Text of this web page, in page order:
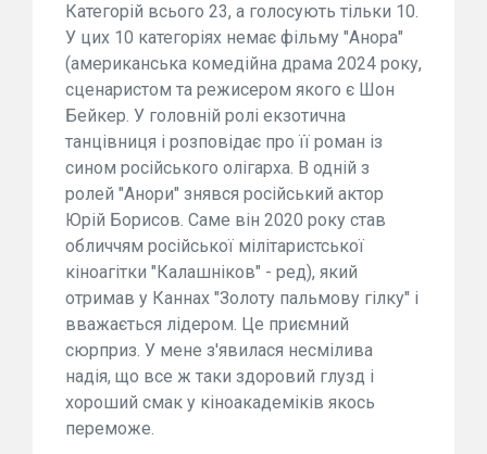
Категорій всього 23, а голосують тільки 10.
У цих 10 категоріях немає фільму "Анора"
(американська комедійна драма 2024 року,
сценаристом та режисером якого є Шон
Бейкер. У головній ролі екзотична
танцівниця і розповідає про її роман із
сином російського олігарха. В одній з
ролей "Анори" знявся російський актор
Юрій Борисов. Саме він 2020 року став
обличчям російської мілітаристської
кіноагітки "Калашніков" - ред), який
отримав у Каннах "Золоту пальмову гілку" і
вважається лідером. Це приємний
сюрприз. У мене з'явилася несмілива
надія, що все ж таки здоровий глузд і
хороший смак у кіноакадеміків якось
переможе.